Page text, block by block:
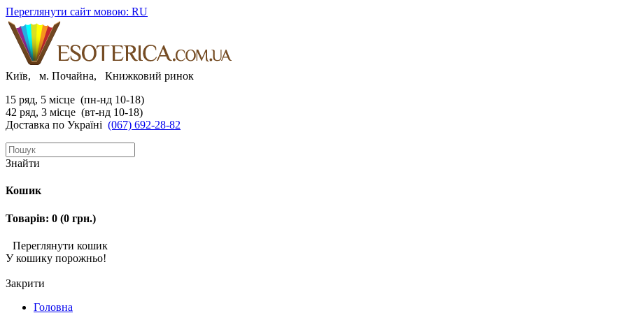
Переглянути сайт мовою: RU
Київ, м. Почайна, Книжковий ринок
15 ряд, 5 місце (пн-нд 10-18)
42 ряд, 3 місце (вт-нд 10-18)
Доставка по Україні (067) 692-28-82
Знайти
Кошик
Товарів: 0 (0 грн.)
Переглянути кошик
У кошику порожньо!
Закрити
Головна